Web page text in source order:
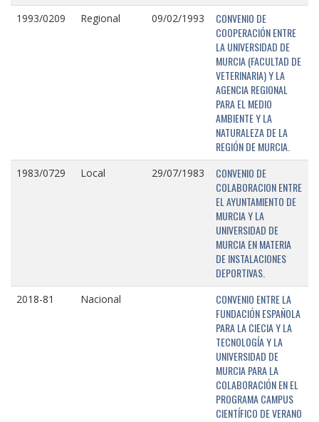
1993/0209 Regional 09/02/1993
CONVENIO DE
COOPERACIÓN ENTRE
LA UNIVERSIDAD DE
MURCIA (FACULTAD DE
VETERINARIA) Y LA
AGENCIA REGIONAL
PARA EL MEDIO
AMBIENTE Y LA
NATURALEZA DE LA
REGIÓN DE MURCIA.
1983/0729 Local 29/07/1983
CONVENIO DE
COLABORACION ENTRE
EL AYUNTAMIENTO DE
MURCIA Y LA
UNIVERSIDAD DE
MURCIA EN MATERIA
DE INSTALACIONES
DEPORTIVAS.
2018-81 Nacional
CONVENIO ENTRE LA
FUNDACIÓN ESPAÑOLA
PARA LA CIECIA Y LA
TECNOLOGÍA Y LA
UNIVERSIDAD DE
MURCIA PARA LA
COLABORACIÓN EN EL
PROGRAMA CAMPUS
CIENTÍFICO DE VERANO